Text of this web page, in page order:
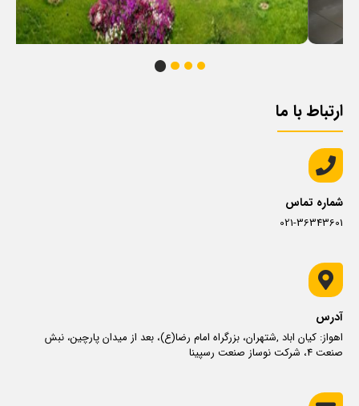
ارتباط با ما
شماره تماس
021-36343601
آدرس
اهواز: کیان اباد ,شتهران، بزرگراه امام رضا(ع)، بعد از میدان پارچین، نبش
صنعت 4، شرکت نوساز صنعت رسپینا